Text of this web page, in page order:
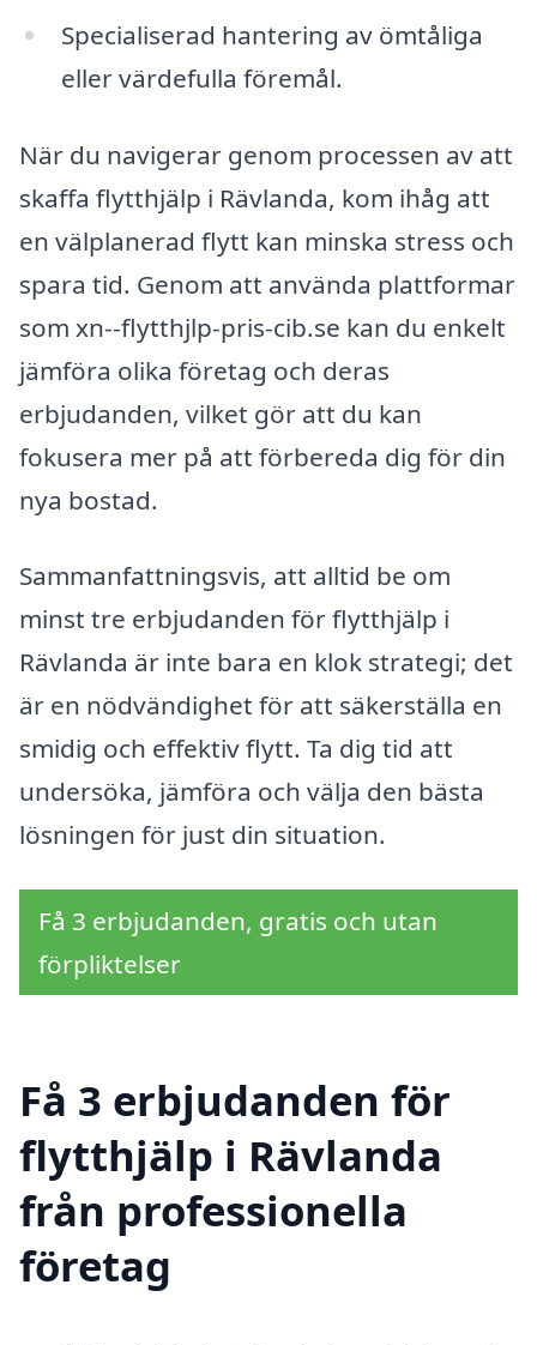
Specialiserad hantering av ömtåliga
eller värdefulla föremål.
När du navigerar genom processen av att
skaffa flytthjälp i Rävlanda, kom ihåg att
en välplanerad flytt kan minska stress och
spara tid. Genom att använda plattformar
som xn--flytthjlp-pris-cib.se kan du enkelt
jämföra olika företag och deras
erbjudanden, vilket gör att du kan
fokusera mer på att förbereda dig för din
nya bostad.
Sammanfattningsvis, att alltid be om
minst tre erbjudanden för flytthjälp i
Rävlanda är inte bara en klok strategi; det
är en nödvändighet för att säkerställa en
smidig och effektiv flytt. Ta dig tid att
undersöka, jämföra och välja den bästa
lösningen för just din situation.
Få 3 erbjudanden, gratis och utan
förpliktelser
Få 3 erbjudanden för
flytthjälp i Rävlanda
från professionella
företag